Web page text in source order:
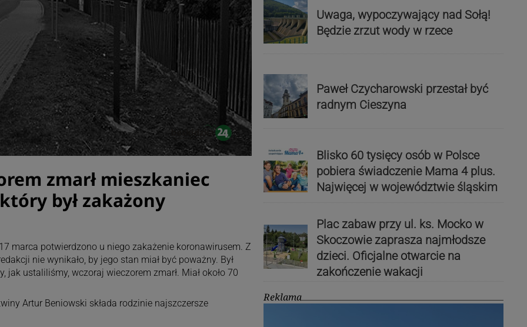
zmarł mieszkaniec
był zakażony
marca potwierdzono u niego zakażenie koronawirusem. Z
nie wynikało, by jego stan miał być poważny. Był
jak ustaliliśmy, wczoraj wieczorem zmarł. Miał około 70
Artur Beniowski składa rodzinie najszczersze
Uwaga, wypoczywający nad Sołą!
Będzie zrzut wody w rzece
Paweł Czycharowski przestał być
radnym Cieszyna
Blisko 60 tysięcy osób w Polsce
pobiera świadczenie Mama 4 plus.
Najwięcej w województwie śląskim
Plac zabaw przy ul. ks. Mocko w
Skoczowie zaprasza najmłodsze
dzieci. Oficjalne otwarcie na
zakończenie wakacji
Reklama